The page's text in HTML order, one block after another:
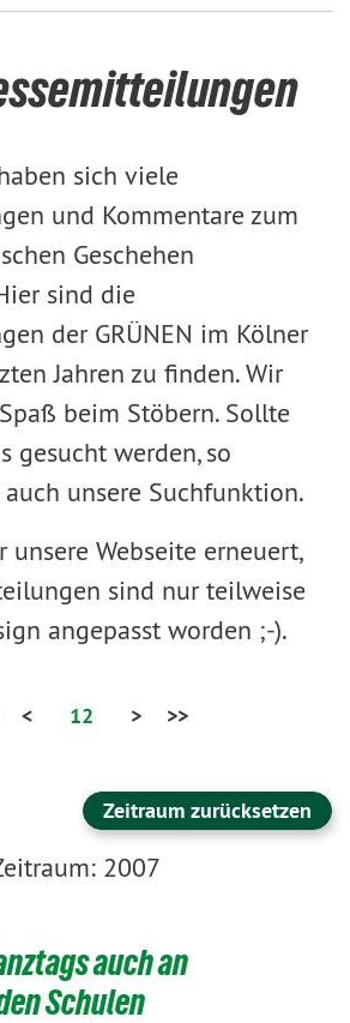
sich viele
und Kommentare zum
Geschehen
sind die
der GRÜNEN im Kölner
Jahren zu finden. Wir
beim Stöbern. Sollte
gesucht werden, so
unsere Suchfunktion.
Webseite erneuert,
sind nur teilweise
angepasst worden ;-).
< 12 > >>
Zeitraum zurücksetzen
2007
auch an
Schulen